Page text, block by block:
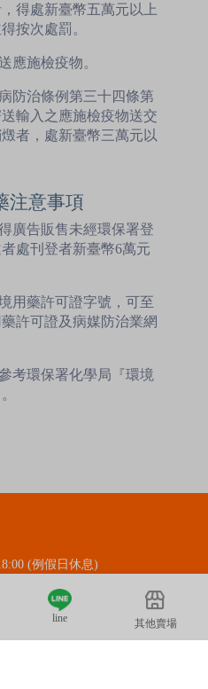
line 其他賣場
得處新臺幣五萬元以上
按次處罰。
應施檢疫物。
防治條例第三十四條第
輸入之應施檢疫物送交
者，處新臺幣三萬元以
注意事項
廣告販售未經環保署登
處刊登者新臺幣6萬元
用藥許可證字號，可至
許可證及病媒防治業網
考環保署化學局『環境
(例假日休息)